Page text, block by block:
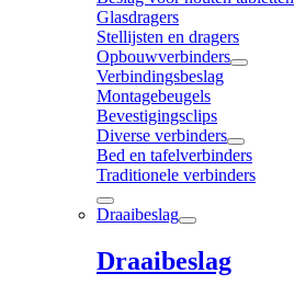
Glasdragers
Stellijsten en dragers
Opbouwverbinders
Verbindingsbeslag
Montagebeugels
Bevestigingsclips
Diverse verbinders
Bed en tafelverbinders
Traditionele verbinders
Draaibeslag
Draaibeslag